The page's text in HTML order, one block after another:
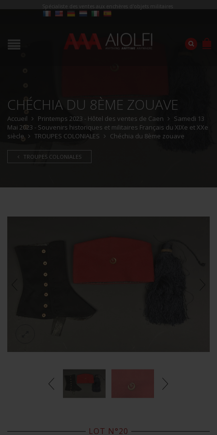
Spécialiste des ventes aux enchères d'objets militaires
CHÉCHIA DU 8ÈME ZOUAVE
Accueil Printemps 2023 - Hôtel des ventes de Caen
Samedi 13
Mai 2023 - Souvenirs historiques et militaires Français du XIXe et XXe
siècle
TROUPES COLONIALES Chéchia du 8ème zouave
TROUPES COLONIALES
LOT N°20